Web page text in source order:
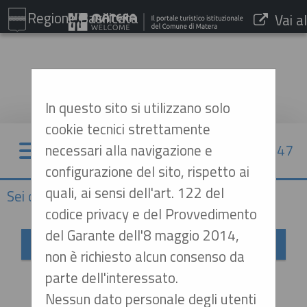
Regione Basilicata
Vai al
09/08/2026 08:47
Sei qui: Home»Mappa del sito
In questo sito si utilizzano solo
cookie tecnici strettamente
necessari alla navigazione e
configurazione del sito, rispetto ai
quali, ai sensi dell'art. 122 del
codice privacy e del Provvedimento
del Garante dell'8 maggio 2014,
non è richiesto alcun consenso da
parte dell'interessato.
Nessun dato personale degli utenti
Mappa sito
Home